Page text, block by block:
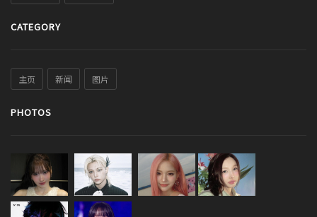
CATEGORY
主页 新闻 图片
PHOTOS